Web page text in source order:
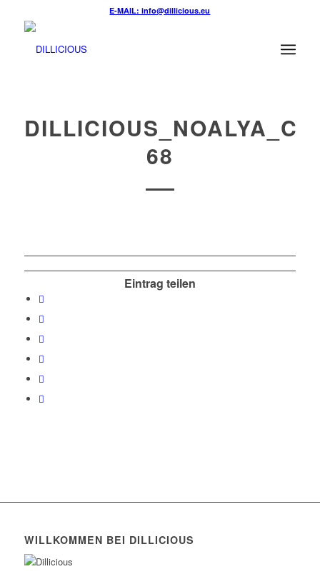
E-MAIL: info@dillicious.eu
68
Eintrag teilen
WILLKOMMEN BEI DILLICIOUS